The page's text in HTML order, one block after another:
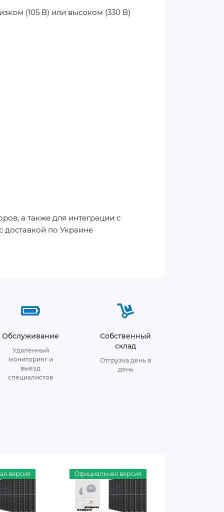
(105 В) или высоком (330 В)
а также для интеграции с
доставкой по Украине
Обслуживание
Удаленный
мониторинг и
выезд
специалистов
Собственный
склад
Отгрузка день в
день
версия Официальная версия